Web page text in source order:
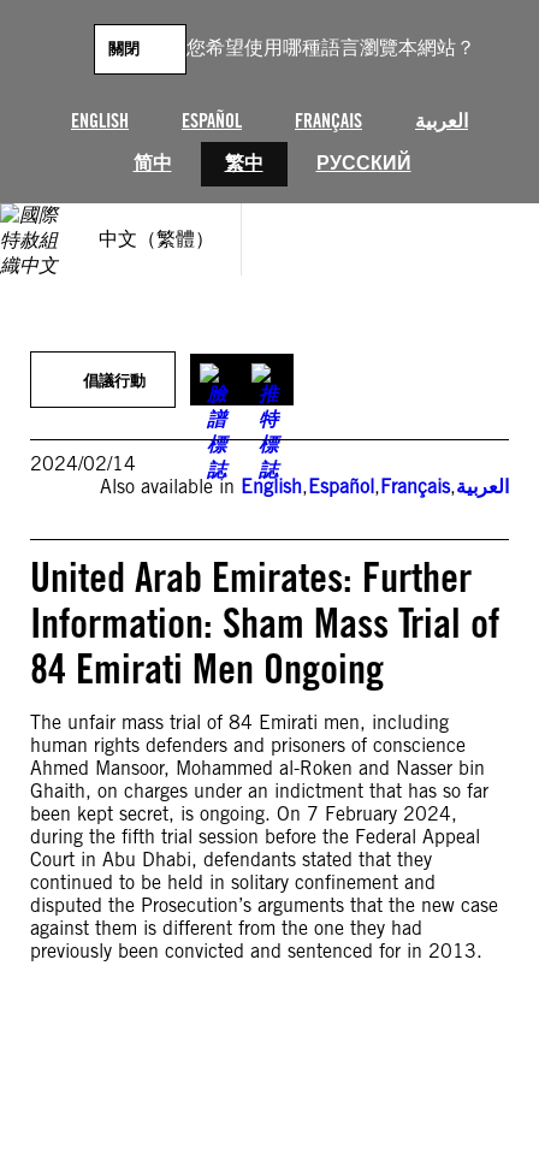
您希望使用哪種語言瀏覽本網站？
ENGLISH ESPAÑOL FRANÇAIS
العربية
简中
繁中 РУССКИЙ
關閉
中文（繁體）
倡議行動
2024/02/14
Also available in English,Español,Français,العربية
United Arab Emirates: Further
Information: Sham Mass Trial of
84 Emirati Men Ongoing
The unfair mass trial of 84 Emirati men, including
human rights defenders and prisoners of conscience
Ahmed Mansoor, Mohammed al-Roken and Nasser bin
Ghaith, on charges under an indictment that has so far
been kept secret, is ongoing. On 7 February 2024,
during the fifth trial session before the Federal Appeal
Court in Abu Dhabi, defendants stated that they
continued to be held in solitary confinement and
disputed the Prosecution’s arguments that the new case
against them is different from the one they had
previously been convicted and sentenced for in 2013.